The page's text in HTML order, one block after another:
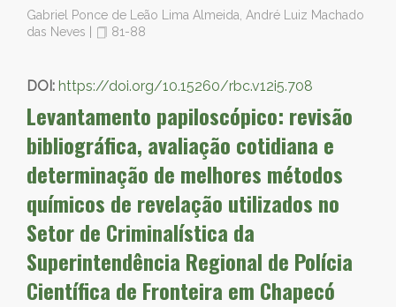
Gabriel Ponce de Leão Lima Almeida, André Luiz Machado
das Neves
81-88
DOI: https://doi.org/10.15260/rbc.v12i5.708
Levantamento papiloscópico: revisão
bibliográfica, avaliação cotidiana e
determinação de melhores métodos
químicos de revelação utilizados no
Setor de Criminalística da
Superintendência Regional de Polícia
Científica de Fronteira em Chapecó